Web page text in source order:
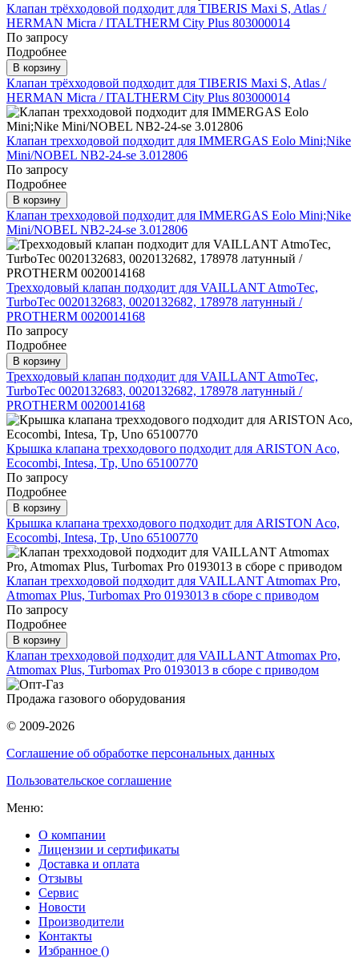
Клапан трёхходовой подходит для TIBERIS Maxi S, Atlas /
HERMAN Micra / ITALTHERM City Plus 803000014
По запросу
Подробнее
В корзину
Клапан трёхходовой подходит для TIBERIS Maxi S, Atlas /
HERMAN Micra / ITALTHERM City Plus 803000014
Клапан трехходовой подходит для IMMERGAS Eolo Mini;Nike
Mini/NOBEL NB2-24-se 3.012806
По запросу
Подробнее
В корзину
Клапан трехходовой подходит для IMMERGAS Eolo Mini;Nike
Mini/NOBEL NB2-24-se 3.012806
Трехходовый клапан подходит для VAILLANT AtmoTec,
TurboTec 0020132683, 0020132682, 178978 латунный /
PROTHERM 0020014168
По запросу
Подробнее
В корзину
Трехходовый клапан подходит для VAILLANT AtmoTec,
TurboTec 0020132683, 0020132682, 178978 латунный /
PROTHERM 0020014168
Крышка клапана трехходового подходит для ARISTON Aco,
Ecocombi, Intesa, Tp, Uno 65100770
По запросу
Подробнее
В корзину
Крышка клапана трехходового подходит для ARISTON Aco,
Ecocombi, Intesa, Tp, Uno 65100770
Клапан трехходовой подходит для VAILLANT Atmomax Pro,
Atmomax Plus, Turbomax Pro 0193013 в сборе с приводом
По запросу
Подробнее
В корзину
Клапан трехходовой подходит для VAILLANT Atmomax Pro,
Atmomax Plus, Turbomax Pro 0193013 в сборе с приводом
Продажа газового оборудования
© 2009-2026
Соглашение об обработке персональных данных
Пользовательское соглашение
Меню:
О компании
Лицензии и сертификаты
Доставка и оплата
Отзывы
Сервис
Новости
Производители
Контакты
Избранное ()